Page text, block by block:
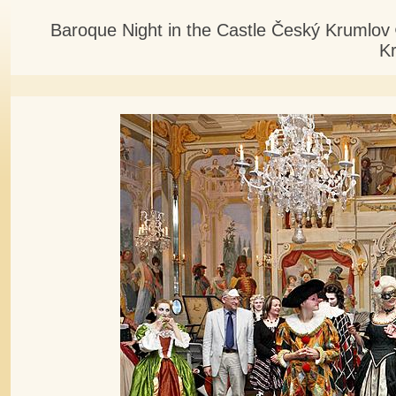
Baroque Night in the Castle Český